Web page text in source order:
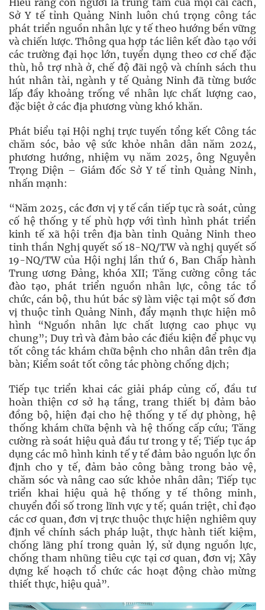
Hiểu rằng con người là trung tâm của mọi cải cách,
Sở Y tế tỉnh Quảng Ninh luôn chú trọng công tác
phát triển nguồn nhân lực y tế theo hướng bền vững
và chiến lược. Thông qua hợp tác liên kết đào tạo với
các trường đại học lớn, tuyển dụng theo cơ chế đặc
thù, hỗ trợ nhà ở, chế độ đãi ngộ và chính sách thu
hút nhân tài, ngành y tế Quảng Ninh đã từng bước
lấp đầy khoảng trống về nhân lực chất lượng cao,
đặc biệt ở các địa phương vùng khó khăn.
Phát biểu tại Hội nghị trực tuyến tổng kết Công tác
chăm sóc, bảo vệ sức khỏe nhân dân năm 2024,
phương hướng, nhiệm vụ năm 2025, ông Nguyễn
Trọng Diện – Giám đốc Sở Y tế tỉnh Quảng Ninh,
nhấn mạnh:
“Năm 2025, các đơn vị y tế cần tiếp tục rà soát, củng
cố hệ thống y tế phù hợp với tình hình phát triển
kinh tế xã hội trên địa bàn tỉnh Quảng Ninh theo
tinh thần Nghị quyết số 18-NQ/TW và nghị quyết số
19-NQ/TW của Hội nghị lần thứ 6, Ban Chấp hành
Trung ương Đảng, khóa XII; Tăng cường công tác
đào tạo, phát triển nguồn nhân lực, công tác tổ
chức, cán bộ, thu hút bác sỹ làm việc tại một số đơn
vị thuộc tỉnh Quảng Ninh, đẩy mạnh thực hiện mô
hình “Nguồn nhân lực chất lượng cao phục vụ
chung”; Duy trì và đảm bảo các điều kiện để phục vụ
tốt công tác khám chữa bệnh cho nhân dân trên địa
bàn; Kiểm soát tốt công tác phòng chống dịch;
Tiếp tục triển khai các giải pháp củng cố, đầu tư
hoàn thiện cơ sở hạ tầng, trang thiết bị đảm bảo
đồng bộ, hiện đại cho hệ thống y tế dự phòng, hệ
thống khám chữa bệnh và hệ thống cấp cứu; Tăng
cường rà soát hiệu quả đầu tư trong y tế; Tiếp tục áp
dụng các mô hình kinh tế y tế đảm bảo nguồn lực ổn
định cho y tế, đảm bảo công bằng trong bảo vệ,
chăm sóc và nâng cao sức khỏe nhân dân; Tiếp tục
triển khai hiệu quả hệ thống y tế thông minh,
chuyển đổi số trong lĩnh vực y tế; quán triệt, chỉ đạo
các cơ quan, đơn vị trực thuộc thực hiện nghiêm quy
định về chính sách pháp luật, thực hành tiết kiệm,
chống lãng phí trong quản lý, sử dụng nguồn lực,
chống tham nhũng tiêu cực tại cơ quan, đơn vị; Xây
dựng kế hoạch tổ chức các hoạt động chào mừng
thiết thực, hiệu quả”.